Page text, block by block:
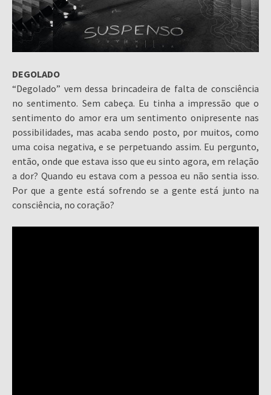
DEGOLADO
“Degolado” vem dessa brincadeira de falta de consciência
no sentimento. Sem cabeça. Eu tinha a impressão que o
sentimento do amor era um sentimento onipresente nas
possibilidades, mas acaba sendo posto, por muitos, como
uma coisa negativa, e se perpetuando assim. Eu pergunto,
então, onde que estava isso que eu sinto agora, em relação
a dor? Quando eu estava com a pessoa eu não sentia isso.
Por que a gente está sofrendo se a gente está junto na
consciência, no coração?